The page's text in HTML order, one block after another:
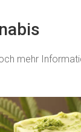
mehr